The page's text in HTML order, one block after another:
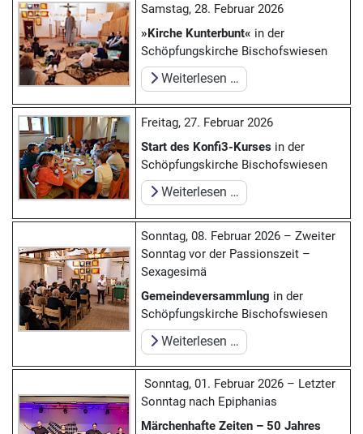
Samstag, 28. Februar 2026
»Kirche Kunterbunt« in der
Schöpfungskirche Bischofswiesen
Weiterlesen …
Freitag, 27. Februar 2026
Start des Konfi3-Kurses in der
Schöpfungskirche Bischofswiesen
Weiterlesen …
Sonntag, 08. Februar 2026 – Zweiter
Sonntag vor der Passionszeit –
Sexagesimä
Gemeindeversammlung in der
Schöpfungskirche Bischofswiesen
Weiterlesen …
Sonntag, 01. Februar 2026 – Letzter
Sonntag nach Epiphanias
Märchenhafte Zeiten – 50 Jahres